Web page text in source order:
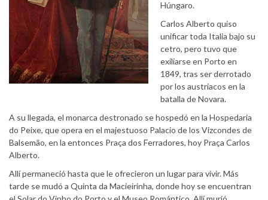
Húngaro.
Carlos Alberto quiso
unificar toda Italia bajo su
cetro, pero tuvo que
exiliarse en Porto en
1849, tras ser derrotado
por los austriacos en la
batalla de Novara.
A su llegada, el monarca destronado se hospedó en la Hospedaria
do Peixe, que opera en el majestuoso Palacio de los Vizcondes de
Balsemão, en la entonces Praça dos Ferradores, hoy Praça Carlos
Alberto.
Allí permaneció hasta que le ofrecieron un lugar para vivir. Más
tarde se mudó a Quinta da Macieirinha, donde hoy se encuentran